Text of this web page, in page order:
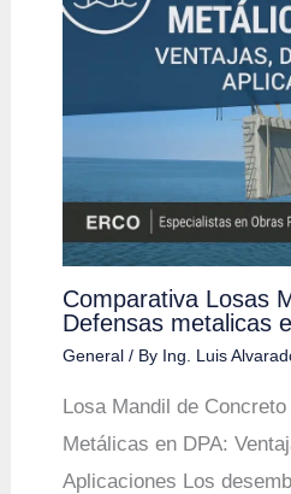
Comparativa Losas
Defensas metalicas
General/ By Ing. Luis
Losa Mandil de
Metálicas en DPA:
Aplicaciones Los